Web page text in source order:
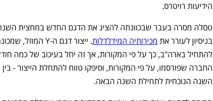
הידיעות רויטרס.
בניסיון לעורר את מכירותיה המידלדלות
השנה הנוכחית לתחילת השנה הבאה.